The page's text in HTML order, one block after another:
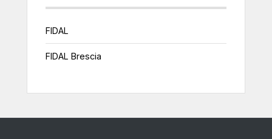
FIDAL
FIDAL Brescia